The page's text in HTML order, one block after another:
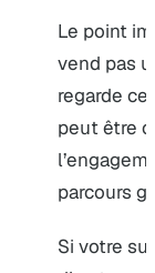
Le point
vend pas
regarde
peut être
parcours
Si votre